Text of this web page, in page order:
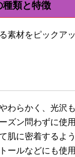
種類と特徴
素材をピックア
わらかく、光沢
ズン問わずに使
肌に密着するよ
ールなどにも使用